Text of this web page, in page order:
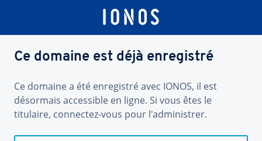
Ce domaine est déjà enregistré
Ce domaine a été enregistré avec IONOS, il est
désormais accessible en ligne. Si vous êtes le
titulaire, connectez-vous pour l'administrer.